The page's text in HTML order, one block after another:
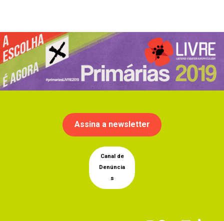
Assina a newsletter
Canal de
Denúncia
s